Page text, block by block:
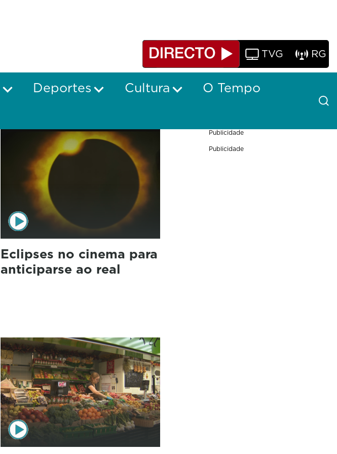
TVG RG
Deportes Cultura
O Tempo
Eclipses no cinema para
anticiparse ao real
Publicidade
Publicidade